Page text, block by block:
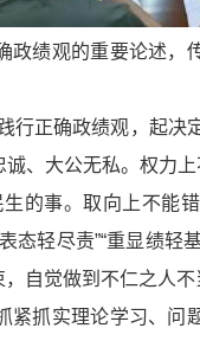
政绩观的重要论述
行正确政绩观，起
、大公无私。权力
的事。取向上不
态轻尽责”“重显绩
自觉做到不仁之人
紧抓实理论学习、